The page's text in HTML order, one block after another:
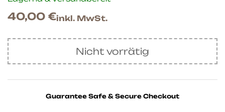
40,00 €inkl. MwSt.
Nicht vorrätig
Guarantee Safe & Secure Checkout